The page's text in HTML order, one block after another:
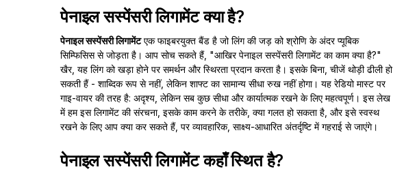
पेनाइल सस्पेंसरी लिगामेंट क्या है?
पेनाइल सस्पेंसरी लिगामेंटएक फाइबरयुक्त बैंड है जो लिंग की जड़ को श्रोणि के अंदर प्यूबिक
सिम्फिसिस से जोड़ता है। आप सोच सकते हैं, "आखिर पेनाइल सस्पेंसरी लिगामेंट का काम क्या है?"
खैर, यह लिंग को खड़ा होने पर समर्थन और स्थिरता प्रदान करता है। इसके बिना, चीजें थोड़ी ढीली हो
सकती हैं - शाब्दिक रूप से नहीं, लेकिन शाफ्ट का सामान्य सीधा रुख नहीं होगा। यह रेडियो मास्ट पर
गाइ-वायर की तरह है: अदृश्य, लेकिन सब कुछ सीधा और कार्यात्मक रखने के लिए महत्वपूर्ण। इस लेख
में हम इस लिगामेंट की संरचना, इसके काम करने के तरीके, क्या गलत हो सकता है, और इसे स्वस्थ
रखने के लिए आप क्या कर सकते हैं, पर व्यावहारिक, साक्ष्य-आधारित अंतर्दृष्टि में गहराई से जाएंगे।
पेनाइल सस्पेंसरी लिगामेंट कहाँ स्थित है?